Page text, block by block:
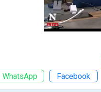
WhatsApp Facebook